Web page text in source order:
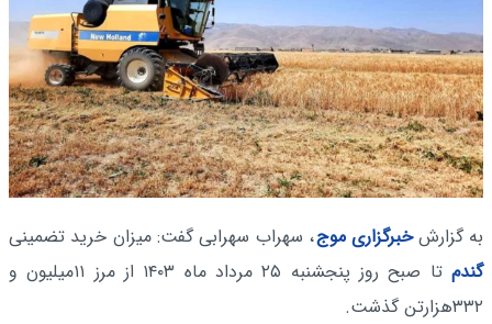
به گزارشخبرگزاری موج، سهراب سهرابی گفت: میزان خرید تضمینی
گندم
تا صبح روز پنجشنبه ۲۵ مرداد ماه ۱۴۰۳ از مرز ۱۱میلیون و
۳۳۲هزارتن گذشت.